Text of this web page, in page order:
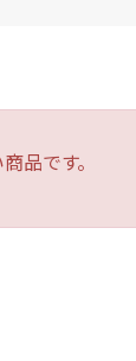
品です。